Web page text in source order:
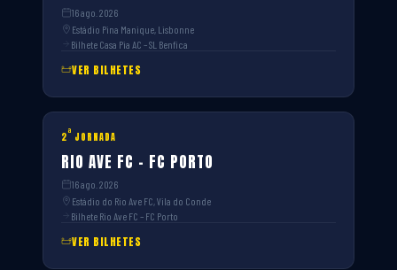
16 ago. 2026
Estádio Pina Manique, Lisbonne
Bilhete Casa Pia AC – SL Benfica
VER BILHETES
2ª JORNADA
RIO AVE FC – FC PORTO
16 ago. 2026
Estádio do Rio Ave FC, Vila do Conde
Bilhete Rio Ave FC – FC Porto
VER BILHETES